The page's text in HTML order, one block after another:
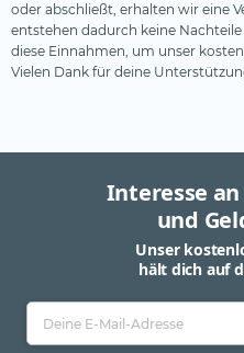
oder abschließt, erhalten wir eine
entstehen dadurch keine
diese Einnahmen, um unser
Vielen Dank für deine
Interesse an
und
Unser
hält dich auf